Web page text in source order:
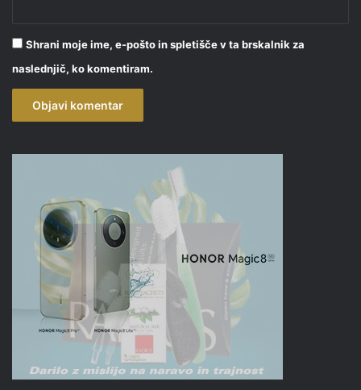
Shrani moje ime, e-pošto in spletišče v ta brskalnik za
naslednjič, ko komentiram.